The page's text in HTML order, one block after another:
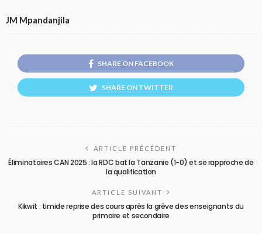
JM Mpandanjila
SHARE ON FACEBOOK
SHARE ON TWITTER
ARTICLE PRÉCÉDENT
Éliminatoires CAN 2025 : la RDC bat la Tanzanie (1-0) et se rapproche de
la qualification
ARTICLE SUIVANT
Kikwit : timide reprise des cours après la grève des enseignants du
primaire et secondaire